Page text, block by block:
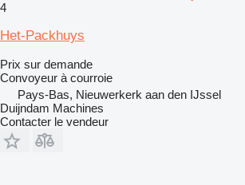
4
Het-Packhuys
Prix sur demande
Convoyeur à courroie
Pays-Bas, Nieuwerkerk aan den IJssel
Duijndam Machines
Contacter le vendeur